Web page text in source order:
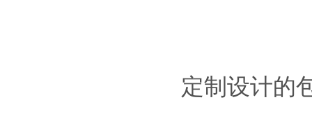
定制设计的